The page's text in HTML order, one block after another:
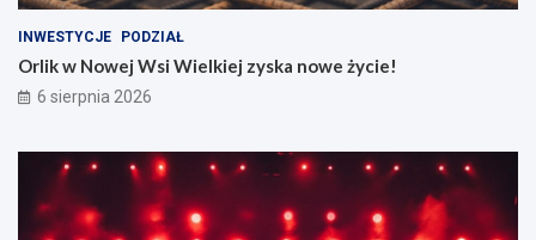
INWESTYCJE PODZIAŁ
Orlik w Nowej Wsi Wielkiej zyska nowe życie!
6 sierpnia 2026